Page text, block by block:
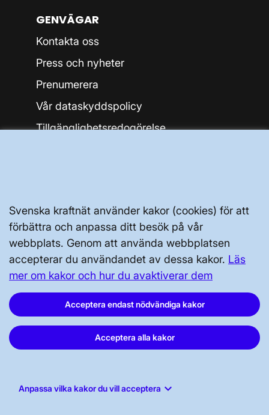
Svenska kraftnät använder kakor (cookies) för att
förbättra och anpassa ditt besök på vår
webbplats. Genom att använda webbplatsen
accepterar du användandet av dessa kakor. Läs
mer om kakor och hur du avaktiverar dem
Acceptera endast nödvändiga kakor
Acceptera alla kakor
Anpassa vilka kakor du vill acceptera keyboard_arrow_down
Svenska kraftnät, Box 1200, 172 24
Sundbyberg
E-post:registrator@svk.se
Org.nr: 202100-4284
Instagram
GENVÄGAR
Kontakta oss
Press och nyheter
Prenumerera
Vår dataskyddspolicy
Tillgänglighetsredogörelse